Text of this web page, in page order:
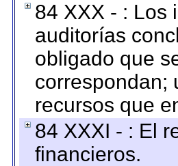
84 XXX - : Los
auditorías
obligado que
correspondan;
recursos que
84 XXXI - : El
financieros.